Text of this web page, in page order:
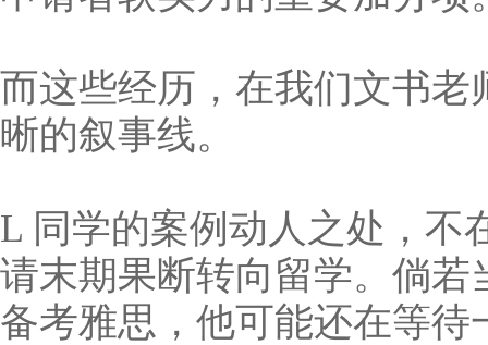
而这些经历，在我们文书
晰的叙事线。
L 同学的案例动人之处，不
请末期果断转向留学。倘
备考雅思，他可能还在等待